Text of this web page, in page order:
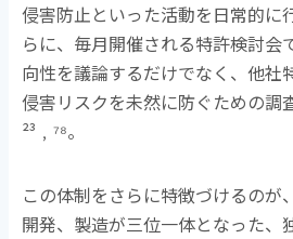
侵害防止といった活動を日常的に
らに、毎月開催される特許検討会
向性を議論するだけでなく、他社
侵害リスクを未然に防ぐための調
²³ ﹐⁷⁸。
この体制をさらに特徴づけるのが
開発、製造が三位一体となった、